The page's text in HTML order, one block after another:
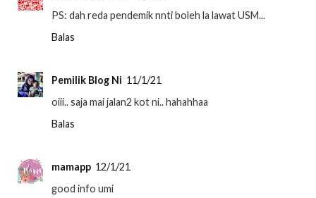
PS: dah reda pendemik nnti boleh la lawat USM...
Balas
Pemilik Blog Ni 11/1/21
oiii.. saja mai jalan2 kot ni.. hahahhaa
Balas
mamapp 12/1/21
good info umi